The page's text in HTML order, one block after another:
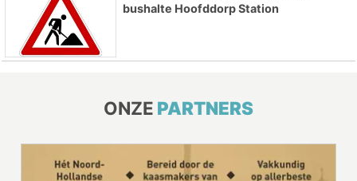
bushalte Hoofddorp Station
ONZE PARTNERS